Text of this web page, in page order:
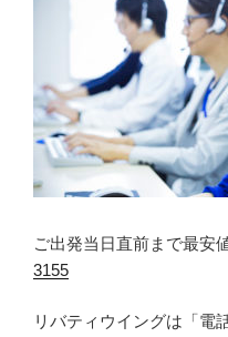
ご出発当日直前まで最安
3155
リバティウイングは「電